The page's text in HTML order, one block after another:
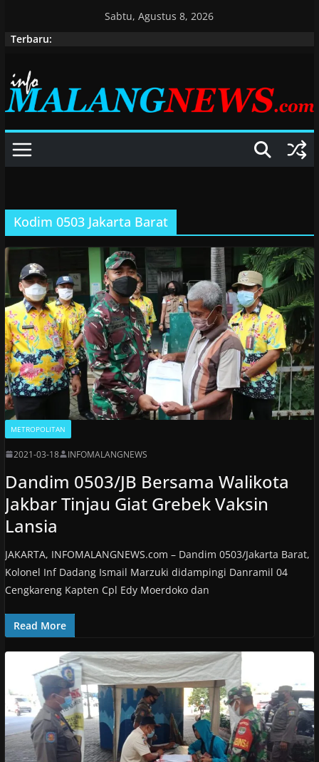
Sabtu, Agustus 8, 2026
Terbaru:
Kodim 0503 Jakarta Barat
METROPOLITAN
2021-03-18 INFOMALANGNEWS
Dandim 0503/JB Bersama Walikota
Jakbar Tinjau Giat Grebek Vaksin
Lansia
JAKARTA, INFOMALANGNEWS.com – Dandim 0503/Jakarta Barat,
Kolonel Inf Dadang Ismail Marzuki didampingi Danramil 04
Cengkareng Kapten Cpl Edy Moerdoko dan
Read More